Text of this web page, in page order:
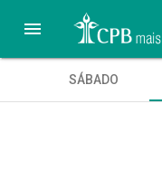

SÁBADO